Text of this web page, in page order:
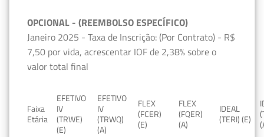
OPCIONAL - (REEMBOLSO ESPECÍFICO)
Janeiro 2025 - Taxa de Inscrição: (Por Contrato) - R$
7,50 por vida, acrescentar IOF de 2,38% sobre o
valor total final
Faixa
Etária
EFETIVO
IV
(TRWE)
(E)
EFETIVO
IV
(TRWQ)
(A)
FLEX
(FCER)
(E)
FLEX
(FQER)
(A)
IDEAL
(TERI) (E)